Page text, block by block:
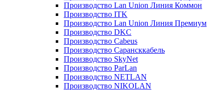
Производство Lan Union Линия Коммон
Производство ITK
Производство Lan Union Линия Премиум
Производство DKC
Производство Cabeus
Производство Сарансккабель
Производство SkyNet
Производство ParLan
Производство NETLAN
Производство NIKOLAN